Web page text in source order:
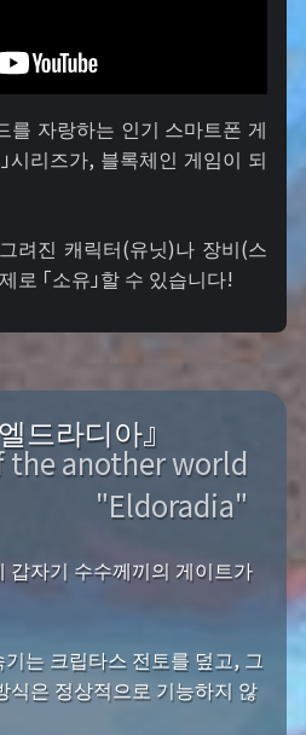
를 자랑하는 인기 스마트폰 게
시리즈가, 블록체인 게임이 되
려진 캐릭터(유닛)나 장비(스
「소유」할 수 있습니다!
드라디아』
the another world
"Eldoradia"
갑자기 수수께끼의 게이트가
는 크립타스 전토를 덮고, 그
식은 정상적으로 기능하지 않